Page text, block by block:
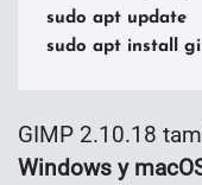
sudo apt update
sudo apt install
GIMP 2.10.18
Windows y